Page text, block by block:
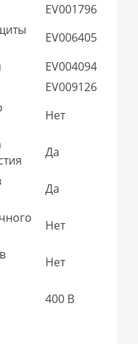
EV001796
EV006405
EV004094
EV009126
Нет
Да
Да
Нет
Нет
400 В